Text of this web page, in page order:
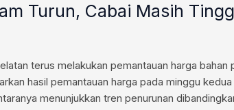
Turun, Cabai Masih
terus melakukan pemantauan harga
hasil pemantauan harga pada minggu
menunjukkan tren penurunan